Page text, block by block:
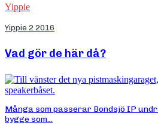
Yippie
Yippie 2 2016
Vad gör de här då?
Många som passerar Bondsjö IP
bygge som...